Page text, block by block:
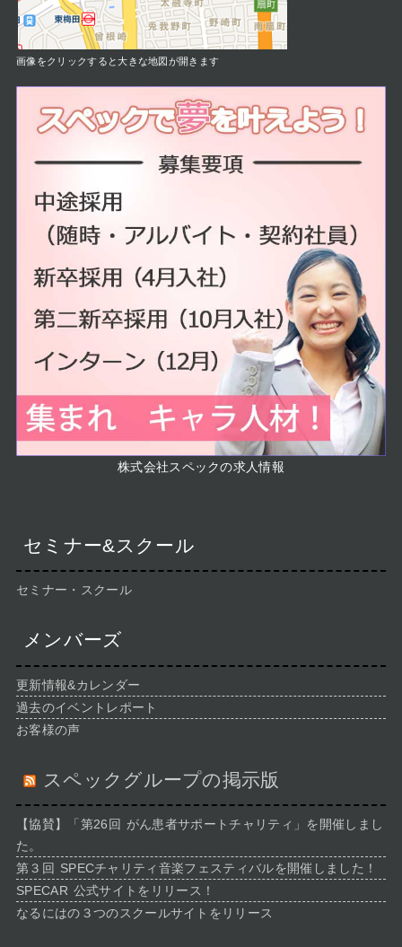
画像をクリックすると大きな地図が開きます
株式会社スペックの求人情報
セミナー&スクール
セミナー・スクール
メンバーズ
更新情報&カレンダー
過去のイベントレポート
お客様の声
スペックグループの掲示版
【協賛】「第26回 がん患者サポートチャリティ」を開催しまし
た。
第３回 SPECチャリティ音楽フェスティバルを開催しました！
SPECAR 公式サイトをリリース！
なるにはの３つのスクールサイトをリリース